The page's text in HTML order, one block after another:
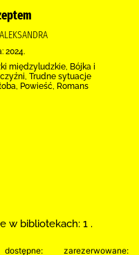
2024.
międzyludzkie, Bójka i
Trudne sytuacje
Powieść, Romans
w bibliotekach: 1 .
dostępne: zarezerwowane: